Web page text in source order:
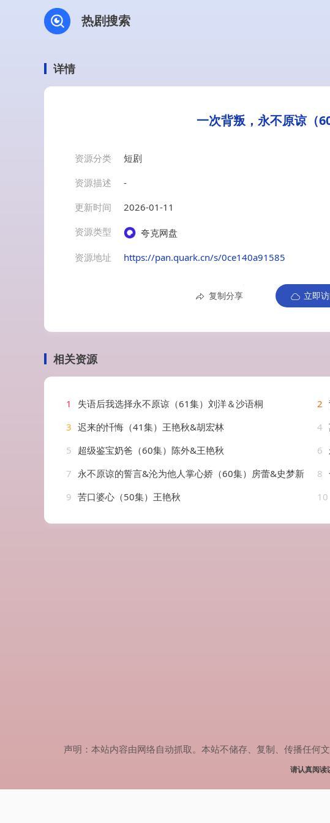
热剧搜索
详情
一次背叛，永不原谅（
资源分类
短剧
资源描述
-
更新时间
2026-01-11
资源类型
夸克网盘
资源地址
https://pan.quark.cn/s/0ce140a91585
复制分享 立即
相关资源
1 失语后我选择永不原谅（61集）刘洋＆沙语桐 2
3 迟来的忏悔（41集）王艳秋&胡宏林 4
5 超级鉴宝奶爸（60集）陈外&王艳秋 6
7 永不原谅的誓言&沦为他人掌心娇（60集）房蕾&史梦新 8
9 苦口婆心（50集）王艳秋 10
声明：本站内容由网络自动抓取。本站不储存、复制、传播任
请认真阅读